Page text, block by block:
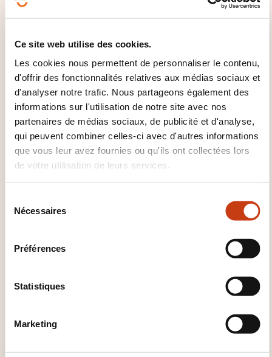
Ce site web utilise des cookies.
Les cookies nous permettent de personnaliser le contenu,
d'offrir des fonctionnalités relatives aux médias sociaux et
d'analyser notre trafic. Nous partageons également des
informations sur l'utilisation de notre site avec nos
partenaires de médias sociaux, de publicité et d'analyse,
qui peuvent combiner celles-ci avec d'autres informations
que vous leur avez fournies ou qu'ils ont collectées lors
de votre utilisation de leurs services.
Nécessaires
Préférences
Statistiques
Marketing
très simples qui visent à satisfaire des besoins
Peut se présenter ou présenter quelqu'un et
poser à une personne des questions la
concernant – par exemple, sur son lieu
d'habitation, ses relations, ce qui lui appartient,
etc. – et peut répondre au même type de
questions.
Peut communiquer de façon simple si
l'interlocuteur parle lentement et distinctement
l’organisme de formation